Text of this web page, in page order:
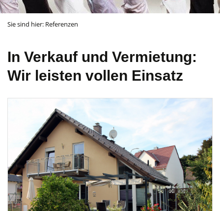
Sie sind hier: Referenzen
In Verkauf und Vermietung:
Wir leisten vollen Einsatz